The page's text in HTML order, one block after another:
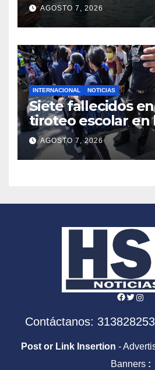
AGOSTO 7, 2026
INTERNACIONAL NOTICIAS
Siete fallecidos
tiroteo escolar en
de Bangkok
AGOSTO 7, 2026
Facebook
Twitter
Contáctanos:
Post or Link Insertion -
Banners :